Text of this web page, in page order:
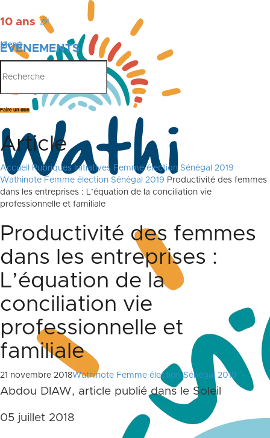
10 ans 🎉
ÉVÉNEMENTS
PUBLICATIONS
Menu
Faire un don
Article
Accueil Rubriques Initiatives Femme élection Sénégal 2019
Wathinote Femme élection Sénégal 2019 Productivité des femmes
dans les entreprises : L’équation de la conciliation vie
professionnelle et familiale
Productivité des femmes
dans les entreprises :
L’équation de la
conciliation vie
professionnelle et
familiale
21 novembre 2018Wathinote Femme élection Sénégal 2019
Abdou DIAW, article publié dans le Soleil
05 juillet 2018